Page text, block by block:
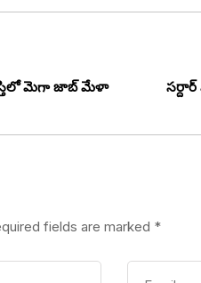
మెగా జాబ్ మేళా
fields are marked *